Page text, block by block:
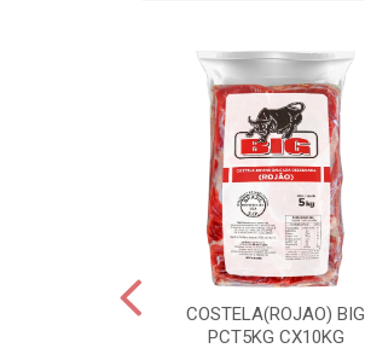
COSTELA(ROJAO) BIG
PCT5KG CX10KG